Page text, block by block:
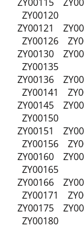
ZY00120
ZY00121
ZY00126
ZY00130
ZY00135
ZY00136
ZY00141
ZY00145
ZY00150
ZY00151
ZY00156
ZY00160
ZY00165
ZY00166
ZY00171
ZY00175
ZY00180